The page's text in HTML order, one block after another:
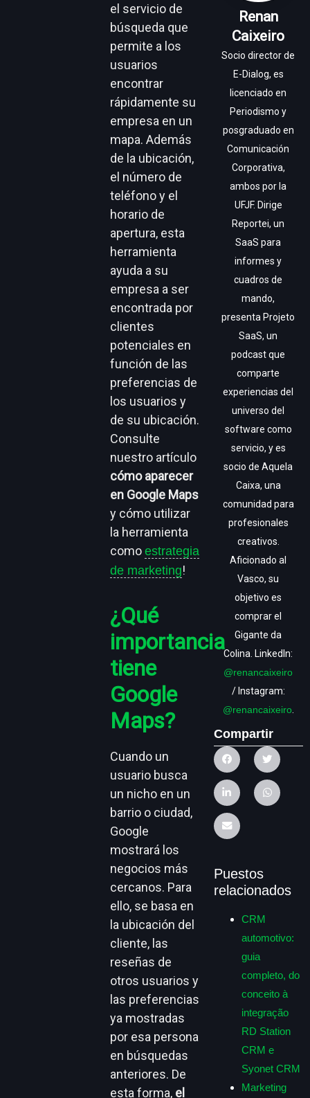
el servicio de
búsqueda que
permite a los
usuarios
encontrar
rápidamente su
empresa en un
mapa. Además
de la ubicación,
el número de
teléfono y el
horario de
apertura, esta
herramienta
ayuda a su
empresa a ser
encontrada por
clientes
potenciales en
función de las
preferencias de
los usuarios y
de su ubicación.
Consulte
nuestro artículo
cómo aparecer
en Google Maps
y cómo utilizar
la herramienta
comoestrategia
de marketing!
¿Qué
importancia
tiene
Google
Maps?
Cuando un
usuario busca
un nicho en un
barrio o ciudad,
Google
mostrará los
negocios más
cercanos. Para
ello, se basa en
la ubicación del
cliente, las
reseñas de
otros usuarios y
las preferencias
ya mostradas
por esa persona
en búsquedas
anteriores. De
esta forma, el
Renan
Caixeiro
Socio director de
E-Dialog, es
licenciado en
Periodismo y
posgraduado en
Comunicación
Corporativa,
ambos por la
UFJF. Dirige
Reportei, un
SaaS para
informes y
cuadros de
mando,
presenta Projeto
SaaS, un
podcast que
comparte
experiencias del
universo del
software como
servicio, y es
socio de Aquela
Caixa, una
comunidad para
profesionales
creativos.
Aficionado al
Vasco, su
objetivo es
comprar el
Gigante da
Colina. LinkedIn:
@renancaixeiro
/ Instagram:
@renancaixeiro.
Compartir
Puestos
relacionados
CRM
automotivo:
guia
completo, do
conceito à
integração
RD Station
CRM e
Syonet CRM
Marketing